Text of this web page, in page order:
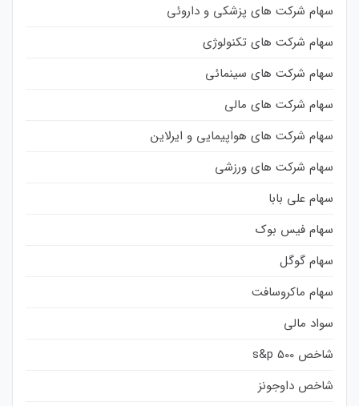
سهام شرکت های پزشکی و داروئی
سهام شرکت های تکنولوژی
سهام شرکت های سینمائی
سهام شرکت های مالی
سهام شرکت های هواپیمایی و ایرلاین
سهام شرکت های ورزشی
سهام علی بابا
سهام فیس بوک
سهام گوگل
سهام ماکروسافت
سواد مالی
شاخص s&p 500
شاخص داوجونز